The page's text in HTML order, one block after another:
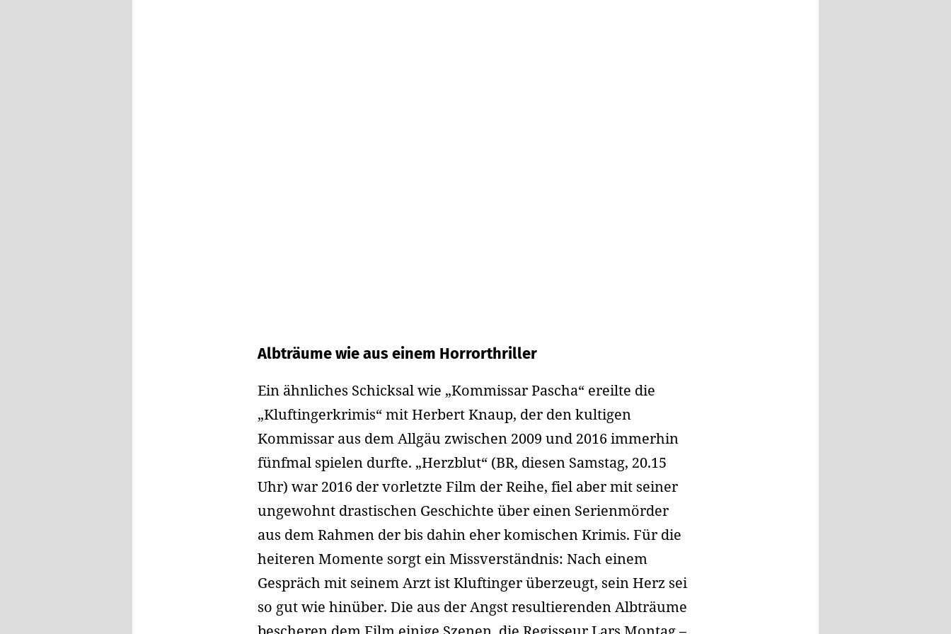
Albträume wie aus einem Horrorthriller
Ein ähnliches Schicksal wie „Kommissar Pascha“ ereilte die
„Kluftingerkrimis“ mit Herbert Knaup, der den kultigen
Kommissar aus dem Allgäu zwischen 2009 und 2016 immerhin
fünfmal spielen durfte. „Herzblut“ (BR, diesen Samstag, 20.15
Uhr) war 2016 der vorletzte Film der Reihe, fiel aber mit seiner
ungewohnt drastischen Geschichte über einen Serienmörder
aus dem Rahmen der bis dahin eher komischen Krimis. Für die
heiteren Momente sorgt ein Missverständnis: Nach einem
Gespräch mit seinem Arzt ist Kluftinger überzeugt, sein Herz sei
so gut wie hinüber. Die aus der Angst resultierenden Albträume